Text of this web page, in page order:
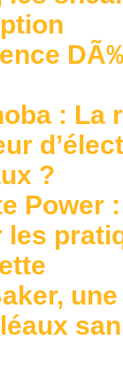
: La
?
Power
les